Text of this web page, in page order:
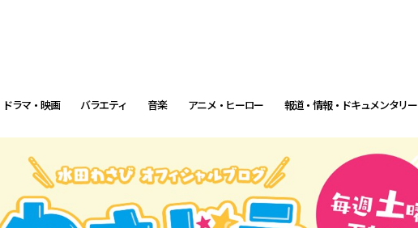
ドラマ・映画 バラエティ 音楽 アニメ・ヒーロー 報道・情報・ドキュメンタリー